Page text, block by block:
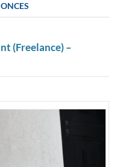
(Freelance) –